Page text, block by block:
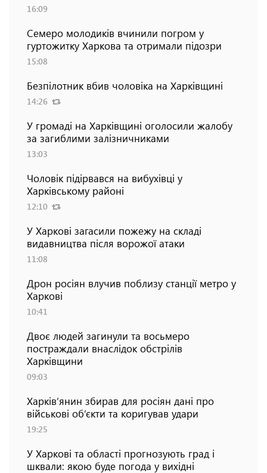
16:09
Семеро молодиків вчинили погром у
гуртожитку Харкова та отримали підозри
15:08
Безпілотник вбив чоловіка на Харківщині
14:26
У громаді на Харківщині оголосили жалобу
за загиблими залізничниками
13:03
Чоловік підірвався на вибухівці у
Харківському районі
12:10
У Харкові загасили пожежу на складі
видавництва після ворожої атаки
11:08
Дрон росіян влучив поблизу станції метро у
Харкові
10:41
Двоє людей загинули та восьмеро
постраждали внаслідок обстрілів
Харківщини
09:03
Харків’янин збирав для росіян дані про
військові об’єкти та коригував удари
19:25
У Харкові та області прогнозують град і
шквали: якою буде погода у вихідні